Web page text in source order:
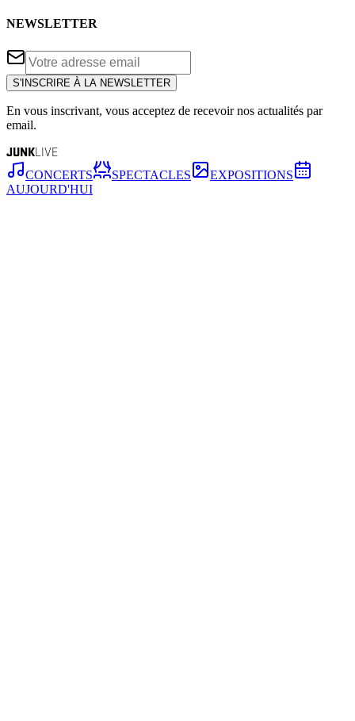
NEWSLETTER
S'INSCRIRE À LA NEWSLETTER
En vous inscrivant, vous acceptez de recevoir nos actualités par
email.
JUNKLIVE
CONCERTS SPECTACLES
EXPOSITIONS
AUJOURD'HUI